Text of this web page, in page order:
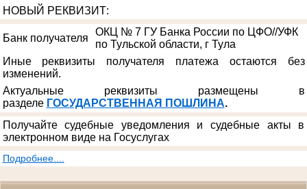
НОВЫЙ РЕКВИЗИТ:
Банк получателя
ОКЦ № 7 ГУ Банка России по ЦФО//УФК
по Тульской области, г Тула
Иные реквизиты получателя платежа остаются без
изменений.
Актуальные реквизиты размещены в
разделе ГОСУДАРСТВЕННАЯ ПОШЛИНА.
Получайте судебные уведомления и судебные акты в
электронном виде на Госуслугах
Подробнее....